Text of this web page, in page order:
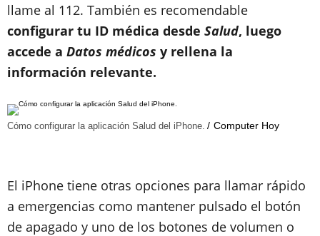
llame al 112. También es recomendable
configurar tu ID médica desde Salud, luego
accede a Datos médicos y rellena la
información relevante.
Cómo configurar la aplicación Salud del iPhone. Computer Hoy
El iPhone tiene otras opciones para llamar rápido
a emergencias como mantener pulsado el botón
de apagado y uno de los botones de volumen o